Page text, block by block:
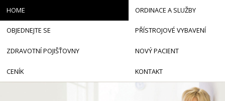
HOME ORDINACE A SLUŽBY
OBJEDNEJTE SE PŘÍSTROJOVÉ VYBAVENÍ
ZDRAVOTNÍ POJIŠŤOVNY NOVÝ PACIENT
CENÍK KONTAKT